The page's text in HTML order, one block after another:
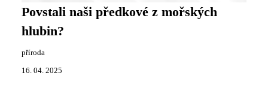
Povstali naši předkové z mořských
hlubin?
příroda
16. 04. 2025